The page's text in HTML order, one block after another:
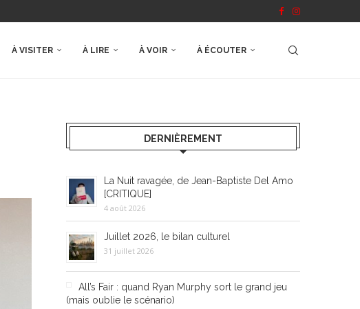
À VISITER À LIRE À VOIR À ÉCOUTER
DERNIÈREMENT
La Nuit ravagée, de Jean-Baptiste Del Amo
[CRITIQUE]
4 août 2026
Juillet 2026, le bilan culturel
31 juillet 2026
All’s Fair : quand Ryan Murphy sort le grand jeu
(mais oublie le scénario)